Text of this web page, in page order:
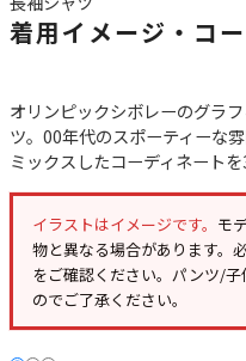
着用イメージ・コ
オリンピックシボレーのグラ
ツ。00年代のスポーティーな
ミックスしたコーディネート
イラストはイメージです。 モ
物と異なる場合があります。
をご確認ください。パンツ/
のでご了承ください。